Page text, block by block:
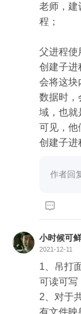
老师，建
程；
父进程使
创建子进
会将这块
数据时，
域，也就
可见，他
创建子进
作者回

小时候可
2021-12-11
1、吊打
可读可写
2、对于
有文件映